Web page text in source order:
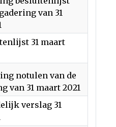
van 31
31 maart
notulen van de
van 31 maart 2021
verslag 31